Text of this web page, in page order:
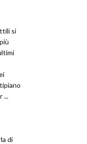
si
...
di